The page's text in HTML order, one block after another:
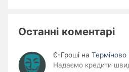
Останні коментарі
Є-Гроші на Терміново
Надаємо кредити